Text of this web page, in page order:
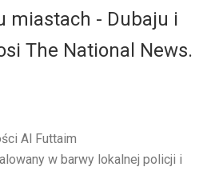
miastach - Dubaju i
The National News.
Al Futtaim
w barwy lokalnej policji i